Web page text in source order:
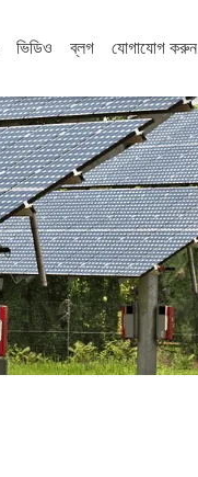
ভিডিও ব্লগ যোগাযোগ করুন